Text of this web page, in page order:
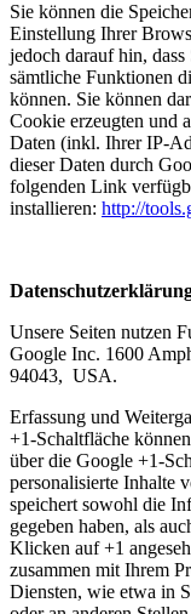
Sie können die
Einstellung Ihrer
jedoch darauf hin,
sämtliche Funktionen
können. Sie können
Cookie erzeugten und
Daten (inkl. Ihrer IP-
dieser Daten durch
folgenden Link
installieren: http://
Unsere Seiten nutzen
Google Inc. 1600
94043, USA.
Erfassung und
+1-Schaltfläche
über die Google +1-
personalisierte Inhalte
speichert sowohl die
gegeben haben, als
Klicken auf +1
zusammen mit Ihrem
Diensten, wie etwa in